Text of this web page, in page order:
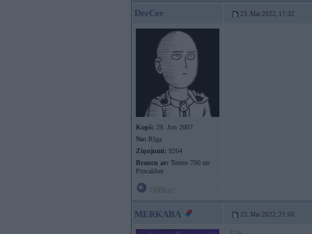
DeeCee 23. Mar 2022, 17:32
Kopš: 29. Jun 2007
No: Rīga
Ziņojumi: 9264
Braucu ar: Tenere 700 un
Procaliber
MERKABA 23. Mar 2022, 21:08